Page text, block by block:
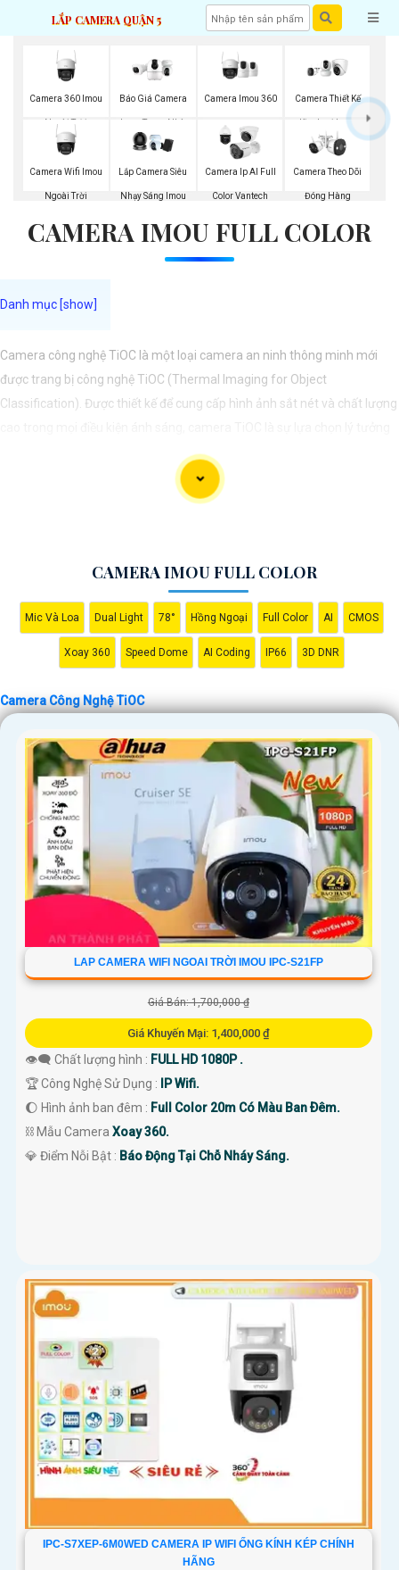
LẮP CAMERA QUẬN 5
Camera 360 Imou
Ngoài Trời
Báo Giá Camera
Imou Trong Nhà
Camera Imou 360 Camera Thiết Kế
Kim Loại Imou
Camera Wifi Imou
Ngoài Trời
Lắp Camera Siêu
Nhạy Sáng Imou
Camera Ip AI Full
Color Vantech
Camera Theo Dõi
Đóng Hàng
CAMERA IMOU FULL COLOR
Camera công nghệ TiOC là một loại camera an ninh thông minh mới
được trang bị công nghệ TiOC (Thermal Imaging for Object
Classification). Được thiết kế để cung cấp hình ảnh sắt nét và chất lượng
để bảo vệ ngôi nhà hay doanh nghiệp của bạn.
Với công nghệ TiOC, camera có khả năng phân biệt rõ ràng giữa người
và vật thể khác, giúp hạn chế tối đa việc báo động giả và gửi cảnh báo
cả trong điều kiện ánh sáng yếu.
Với khả năng ghi hình sắc nét và độ phân giải cao, camera TiOC sẽ giúp
bạn yên tâm theo dõi và giám sát mọi hoạt động xung quanh ngôi nhà
hay doanh nghiệp của mình. Đồng thời, tính năng kết nối mạng thông
qua ứng dụng di động cũng giúp bạn dễ dàng kiểm soát và quản lý từ xa
mọi thứ một cách thuận tiện.
CAMERA IMOU FULL COLOR
Mic Và Loa Dual Light 78° Hồng Ngoại Full Color AI CMOS
Xoay 360 Speed Dome AI Coding IP66 3D DNR
Camera Công Nghệ TiOC
LAP CAMERA WIFI NGOAI TRỜI IMOU IPC-S21FP
Giá Bán: 1,700,000 ₫
Giá Khuyến Mại: 1,400,000 ₫
👁️‍🗨 Chất lượng hình : FULL HD 1080P .
🏆 Công Nghệ Sử Dụng : IP Wifi.
🌔 Hình ảnh ban đêm : Full Color 20m Có Màu Ban Ðêm.
⛓ Mẫu Camera Xoay 360.
️💎 Điểm Nỗi Bật : Báo Động Tại Chỗ Nháy Sáng.
IPC-S7XEP-6M0WED CAMERA IP WIFI ỐNG KÍNH KÉP CHÍNH
HÃNG